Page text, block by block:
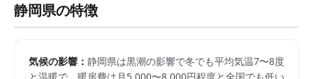
静岡県の特徴
気候の影響： 静岡県は黒潮の影響で冬でも平均気温7〜8度